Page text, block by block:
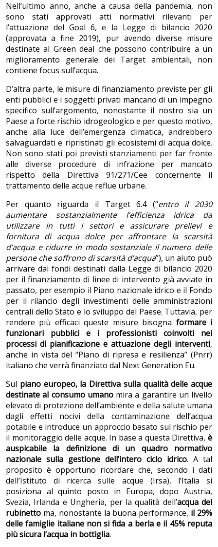
Nell’ultimo anno, anche a causa della pandemia, non
sono stati approvati atti normativi rilevanti per
l’attuazione del Goal 6, e la Legge di bilancio 2020
(approvata a fine 2019), pur avendo diverse misure
destinate al Green deal che possono contribuire a un
miglioramento generale dei Target ambientali, non
contiene focus sull’acqua.
D’altra parte, le misure di finanziamento previste per gli
enti pubblici e i soggetti privati mancano di un impegno
specifico sull’argomento, nonostante il nostro sia un
Paese a forte rischio idrogeologico e per questo motivo,
anche alla luce dell’emergenza climatica, andrebbero
salvaguardati e ripristinati gli ecosistemi di acqua dolce.
Non sono stati poi previsti stanziamenti per far fronte
alle diverse procedure di infrazione per mancato
rispetto della Direttiva 91/271/Cee concernente il
trattamento delle acque reflue urbane.
Per quanto riguarda il Target 6.4 (“entro il 2030
aumentare sostanzialmente l’efficienza idrica
da
utilizzare in tutti i settori e assicurare prelievi e
fornitura di acqua dolce per affrontare la scarsità
d’acqua e ridurre in modo sostanziale il numero delle
persone che soffrono di scarsità d’acqua”), un aiuto può
arrivare dai fondi destinati dalla Legge di bilancio 2020
per il finanziamento di linee di intervento già avviate in
passato, per esempio il Piano nazionale idrico e il Fondo
per il rilancio degli investimenti delle amministrazioni
centrali dello Stato e lo sviluppo del Paese. Tuttavia, per
rendere più efficaci queste misure bisogna formare i
funzionari pubblici e i professionisti coinvolti nei
processi di pianificazione e attuazione degli interventi,
anche in vista del “Piano di ripresa e resilienza” (Pnrr)
italiano che verrà finanziato dal Next Generation Eu.
Sul piano europeo, la Direttiva sulla qualità delle acque
destinate al consumo umanomira a garantire un livello
elevato di protezione dell’ambiente e della salute umana
dagli effetti nocivi della contaminazione dell’acqua
potabile e introduce un approccio basato sul rischio per
il monitoraggio delle acque. In base a questa Direttiva, è
auspicabile la definizione di un quadro normativo
nazionale sulla gestione dell’intero ciclo idrico. A tal
proposito è opportuno ricordare che, secondo i dati
dell’Istituto di ricerca sulle acque (Irsa), l’Italia si
posiziona al quinto posto in Europa, dopo Austria,
Svezia, Irlanda e Ungheria, per la qualità dell’acqua del
rubinetto ma, nonostante la buona performance, il 29%
delle famiglie italiane non si fida a berla e il 45% reputa
più sicura l’acqua in bottiglia.